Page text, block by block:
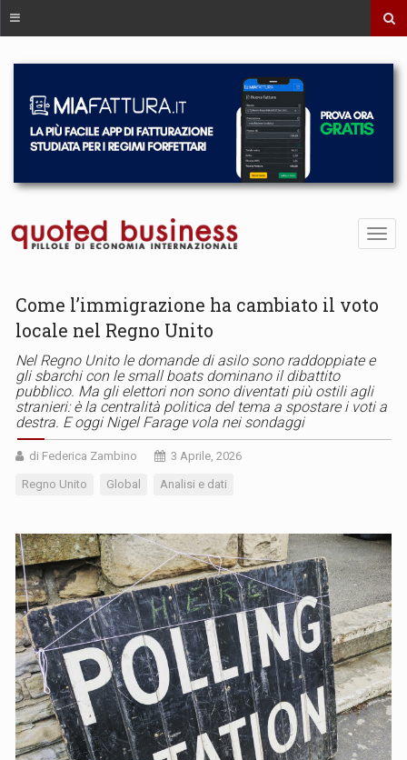
Come l’immigrazione ha cambiato il voto
locale nel Regno Unito
Nel Regno Unito le domande di asilo sono raddoppiate e
gli sbarchi con le small boats dominano il dibattito
pubblico. Ma gli elettori non sono diventati più ostili agli
stranieri: è la centralità politica del tema a spostare i voti a
destra. E oggi Nigel Farage vola nei sondaggi
di Federica Zambino 3 Aprile, 2026
Regno Unito Global Analisi e dati